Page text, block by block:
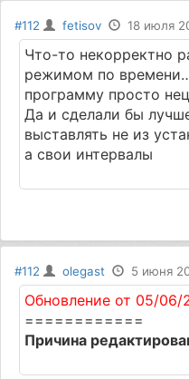
#112 fetisov 18 июля
Что-то некорректно
режимом по
программу просто
Да и сделали бы
выставлять не из
а свои интервалы
#112 olegast 5 июня
Обновление от 05/06/
============
Причина